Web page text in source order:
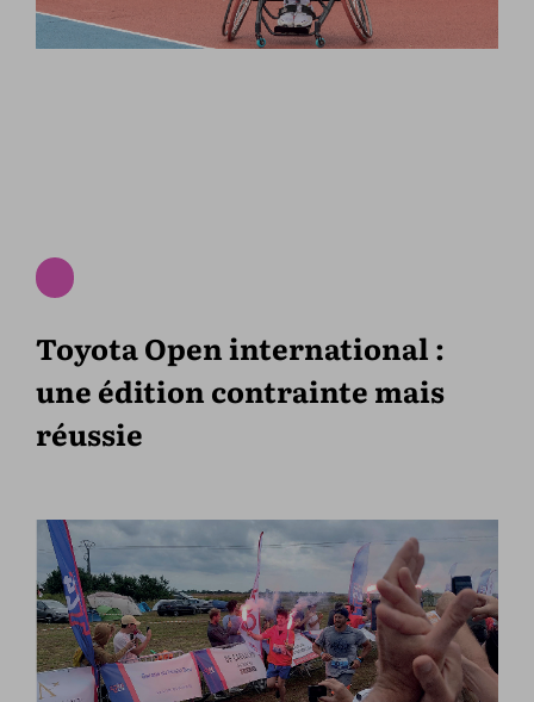
Toyota Open international :
une édition contrainte mais
réussie